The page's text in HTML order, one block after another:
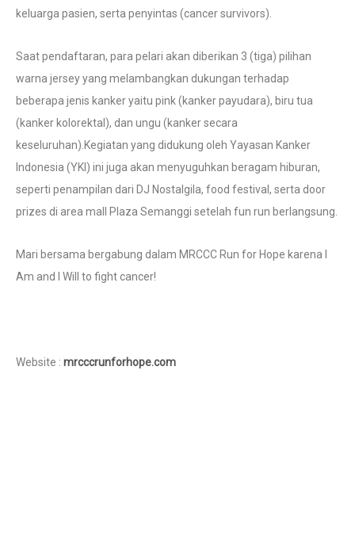
keluarga pasien, serta penyintas (cancer survivors).
Saat pendaftaran, para pelari akan diberikan 3 (tiga) pilihan
warna jersey yang melambangkan dukungan terhadap
beberapa jenis kanker yaitu pink (kanker payudara), biru tua
(kanker kolorektal), dan ungu (kanker secara
keseluruhan).Kegiatan yang didukung oleh Yayasan Kanker
Indonesia (YKI) ini juga akan menyuguhkan beragam hiburan,
seperti penampilan dari DJ Nostalgila, food festival, serta door
prizes di area mall Plaza Semanggi setelah fun run berlangsung.
Mari bersama bergabung dalam MRCCC Run for Hope karena I
Am and I Will to fight cancer!
Website : mrcccrunforhope.com